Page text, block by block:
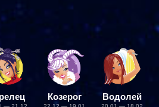
Козерог Водолей